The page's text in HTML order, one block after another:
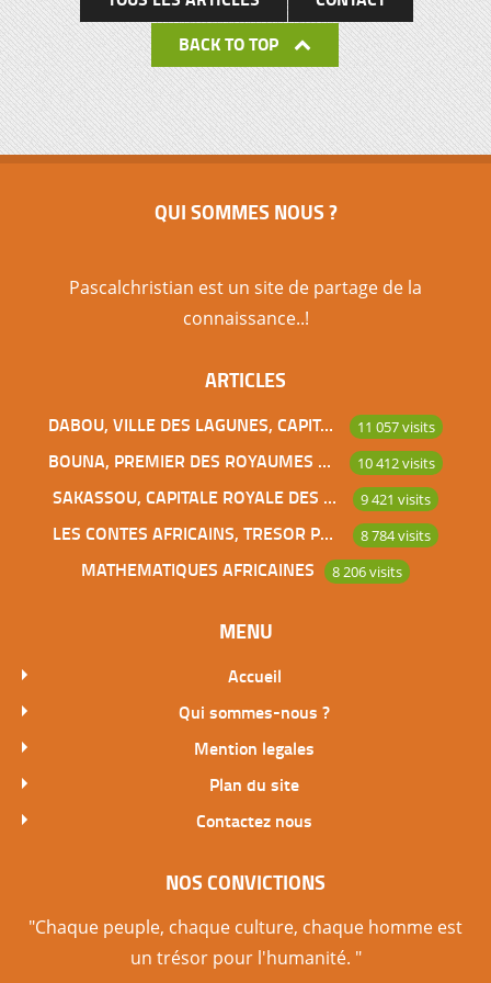
BACK TO TOP
QUI SOMMES NOUS ?
Pascalchristian est un site de partage de la
connaissance..!
ARTICLES
DABOU, VILLE DES LAGUNES, CAPITALE DES ADJOUKROU 11 057 visits
BOUNA, PREMIER DES ROYAUMES DE CÔTE D’IVOIRE 10 412 visits
SAKASSOU, CAPITALE ROYALE DES BAOULES 9 421 visits
LES CONTES AFRICAINS, TRESOR POUR L’HUMANITE 8 784 visits
MATHEMATIQUES AFRICAINES 8 206 visits
MENU
Accueil
Qui sommes-nous ?
Mention legales
Plan du site
Contactez nous
NOS CONVICTIONS
"Chaque peuple, chaque culture, chaque homme est
un trésor pour l'humanité. "